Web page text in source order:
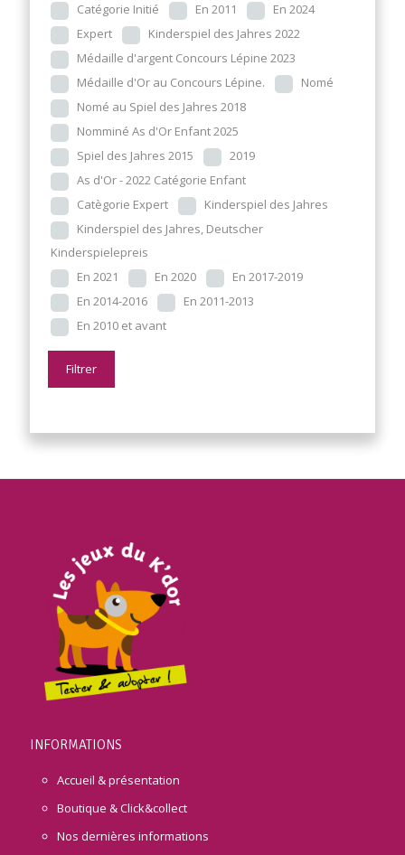
Catégorie Initié
En 2011
En 2024
Expert
Kinderspiel des Jahres 2022
Médaille d'argent Concours Lépine 2023
Médaille d'Or au Concours Lépine.
Nomé
Nomé au Spiel des Jahres 2018
Nomminé As d'Or Enfant 2025
Spiel des Jahres 2015
2019
As d'Or - 2022 Catégorie Enfant
Catègorie Expert
Kinderspiel des Jahres
Kinderspiel des Jahres, Deutscher
Kinderspielepreis
En 2021
En 2020
En 2017-2019
En 2014-2016
En 2011-2013
En 2010 et avant
Filtrer
INFORMATIONS
Accueil & présentation
Boutique & Click&collect
Nos dernières informations